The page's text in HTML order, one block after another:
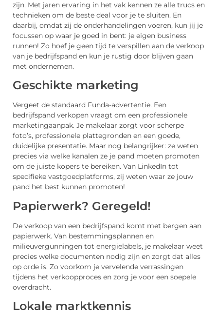
zijn. Met jaren ervaring in het vak kennen ze alle trucs en
technieken om de beste deal voor je te sluiten. En
daarbij, omdat zij de onderhandelingen voeren, kun jij je
focussen op waar je goed in bent: je eigen business
runnen! Zo hoef je geen tijd te verspillen aan de verkoop
van je bedrijfspand en kun je rustig door blijven gaan
met ondernemen.
Geschikte marketing
Vergeet de standaard Funda-advertentie. Een
bedrijfspand verkopen vraagt om een professionele
marketingaanpak. Je makelaar zorgt voor scherpe
foto’s, professionele plattegronden en een goede,
duidelijke presentatie. Maar nog belangrijker: ze weten
precies via welke kanalen ze je pand moeten promoten
om de juiste kopers te bereiken. Van LinkedIn tot
specifieke vastgoedplatforms, zij weten waar ze jouw
pand het best kunnen promoten!
Papierwerk? Geregeld!
De verkoop van een bedrijfspand komt met bergen aan
papierwerk. Van bestemmingsplannen en
milieuvergunningen tot energielabels, je makelaar weet
precies welke documenten nodig zijn en zorgt dat alles
op orde is. Zo voorkom je vervelende verrassingen
tijdens het verkoopproces en zorg je voor een soepele
overdracht.
Lokale marktkennis